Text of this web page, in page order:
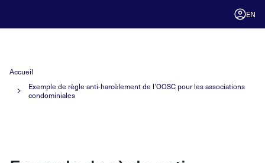
EN
Accueil
Exemple de règle anti-harcèlement de l’OOSC pour les associations
condominiales